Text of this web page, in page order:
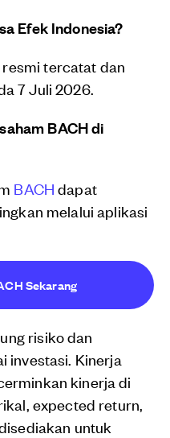
Efek Indonesia?
tercatat dan
7 Juli 2026.
BACH di
BACH dapat
melalui aplikasi
Sekarang
risiko dan
investasi. Kinerja
kinerja di
expected return,
untuk